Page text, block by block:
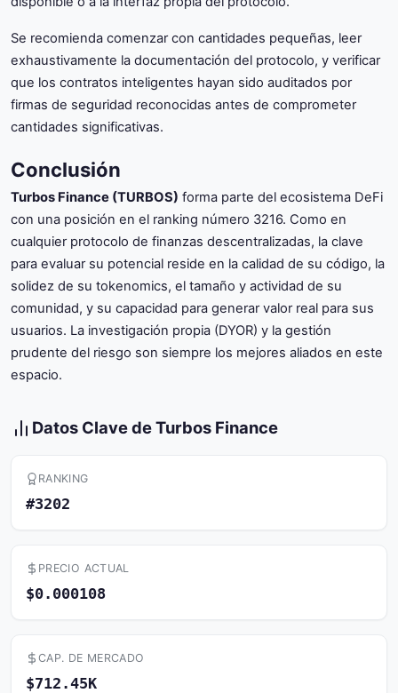
Se recomienda comenzar con cantidades pequeñas, leer
exhaustivamente la documentación del protocolo, y verificar
que los contratos inteligentes hayan sido auditados por
firmas de seguridad reconocidas antes de comprometer
cantidades significativas.
Conclusión
Turbos Finance (TURBOS) forma parte del ecosistema DeFi
con una posición en el ranking número 3216. Como en
cualquier protocolo de finanzas descentralizadas, la clave
para evaluar su potencial reside en la calidad de su código, la
solidez de su tokenomics, el tamaño y actividad de su
comunidad, y su capacidad para generar valor real para sus
usuarios. La investigación propia (DYOR) y la gestión
prudente del riesgo son siempre los mejores aliados en este
espacio.
Datos Clave de Turbos Finance
RANKING
#3202
PRECIO ACTUAL
$0.000108
CAP. DE MERCADO
$712.45K